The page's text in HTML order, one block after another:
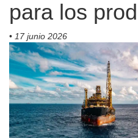
para los
• 17 junio 2026